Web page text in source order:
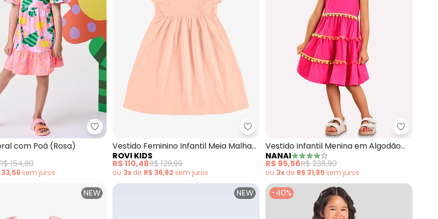
Feminino Infantil Meia Malha (Rosa)Bimbi - Vestido Floral com Poá (Rosa)
com Poá (Rosa)
154,90
33,56sem juros
Rovi Kids - Vestido Feminino Infantil Meia Malha
Vestido Feminino Infantil Meia Malha
(Rosa)
ROVI KIDS
R$ 110,48R$ 129,99
ou 3xde R$ 36,82 sem juros
Nanai -
Vestido Infantil Menina em Algodão
(Rosa)
NANAI
R$ 95,56R$ 238,90
ou 3xde R$ 31,85sem juros
NEW NEW -40%